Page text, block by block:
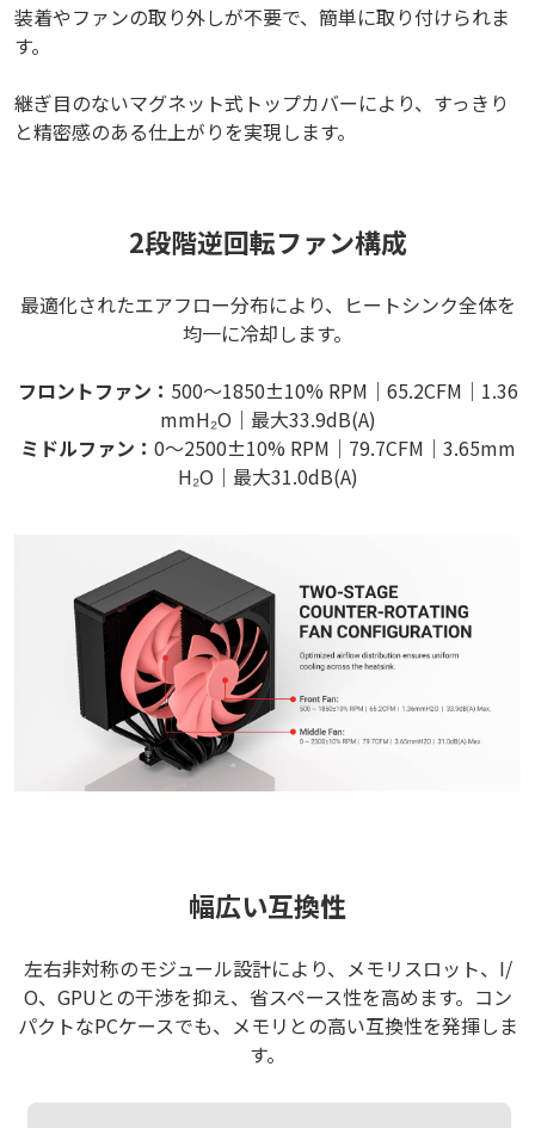
装着やファンの取り外しが不要で、簡単に取り付けられま
す。
継ぎ目のないマグネット式トップカバーにより、すっきり
と精密感のある仕上がりを実現します。
2段階逆回転ファン構成
最適化されたエアフロー分布により、ヒートシンク全体を
均一に冷却します。
フロントファン： 500～1850±10% RPM｜65.2CFM｜1.36
mmH₂O｜最大33.9dB(A)
ミドルファン： 0～2500±10% RPM｜79.7CFM｜3.65mm
H₂O｜最大31.0dB(A)
幅広い互換性
左右非対称のモジュール設計により、メモリスロット、I/
O、GPUとの干渉を抑え、省スペース性を高めます。コン
パクトなPCケースでも、メモリとの高い互換性を発揮しま
す。